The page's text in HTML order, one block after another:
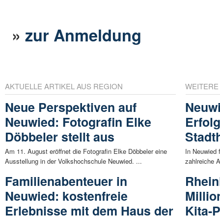
»zur Anmeldung
AKTUELLE ARTIKEL AUS REGION
Neue Perspektiven auf
Neuwied: Fotografin Elke
Döbbeler stellt aus
Am 11. August eröffnet die Fotografin Elke Döbbeler eine
Ausstellung in der Volkshochschule Neuwied. ...
Familienabenteuer in
Neuwied: kostenfreie
Erlebnisse mit dem Haus der
In Neuwied
zahlreiche
Kita-